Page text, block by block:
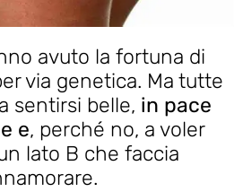
avuto la fortuna di
via genetica. Ma tutte
sentirsi belle, in pace
e, perché no, a voler
lato B che faccia